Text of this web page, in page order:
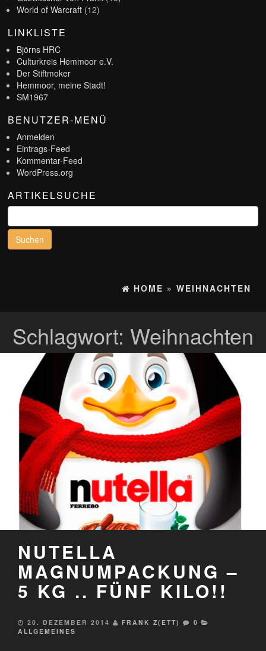
World of Warcraft (12)
LINKLISTE
Björns HRC
Culturkreis Hemmoor e.V.
Der Stiftmoker
Hemmoor, meine Stadt!
SM1967
BENUTZER-MENÜ
Anmelden
Eintrags-Feed
Kommentar-Feed
WordPress.org
ARTIKELSUCHE
Suchen
nach:
HOME » WEIHNACHTEN
Schlagwort: Weihnachten
NUTELLA
MAGNUMPACKUNG –
5 KG .. FÜNF KILO!!
20. DEZEMBER 2014 FRANK Z(ETT)
0
ALLGEMEINES